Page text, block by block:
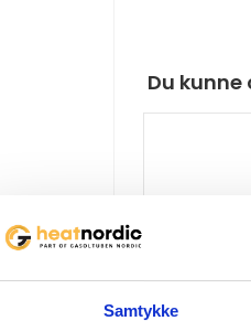
Samtykke
Du